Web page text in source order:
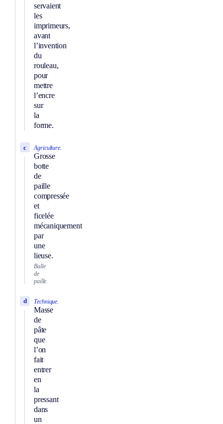
servaient
les
imprimeurs,
avant
l’invention
du
rouleau,
pour
mettre
l’encre
sur
la
forme.
Agriculture.
Grosse
botte
de
paille
compressée
et
ficelée
mécaniquement
par
une
lieuse.
c
Balle
de
paille.
Technique.
Masse
de
pâte
que
l’on
fait
entrer
en
la
pressant
dans
un
d